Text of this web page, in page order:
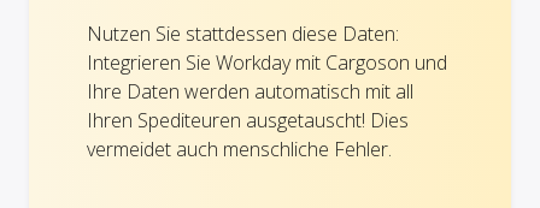
Nutzen Sie stattdessen diese Daten:
Integrieren Sie Workday mit Cargoson und
Ihre Daten werden automatisch mit all
Ihren Spediteuren ausgetauscht! Dies
vermeidet auch menschliche Fehler.